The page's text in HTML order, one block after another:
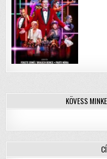
KÖVESS